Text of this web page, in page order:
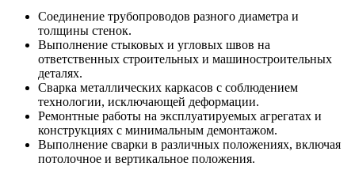
Соединение трубопроводов разного диаметра и
толщины стенок.
Выполнение стыковых и угловых швов на
ответственных строительных и машиностроительных
деталях.
Сварка металлических каркасов с соблюдением
технологии, исключающей деформации.
Ремонтные работы на эксплуатируемых агрегатах и
конструкциях с минимальным демонтажом.
Выполнение сварки в различных положениях, включая
потолочное и вертикальное положения.